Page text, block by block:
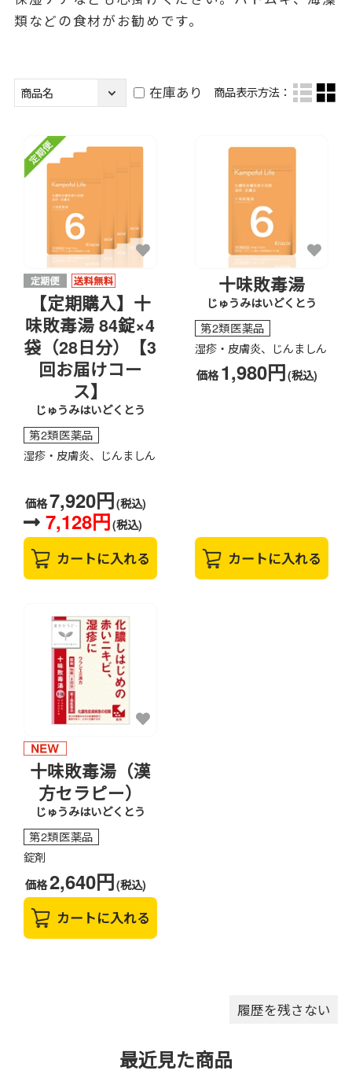
類などの食材がお勧めです。
在庫あり 商品表示方法：
【定期購入】十
味敗毒湯 84錠×4
袋（28日分）【3
回お届けコー
ス】
じゅうみはいどくとう
第2類医薬品
湿疹・皮膚炎、じんましん
価格7,920円(税込)
7,128円(税込)
カートに入れる
十味敗毒湯
じゅうみはいどくとう
第2類医薬品
湿疹・皮膚炎、じんましん
価格1,980円(税込)
カートに入れる
十味敗毒湯（漢
方セラピー）
じゅうみはいどくとう
第2類医薬品
錠剤
価格2,640円(税込)
カートに入れる
履歴を残さない
最近見た商品